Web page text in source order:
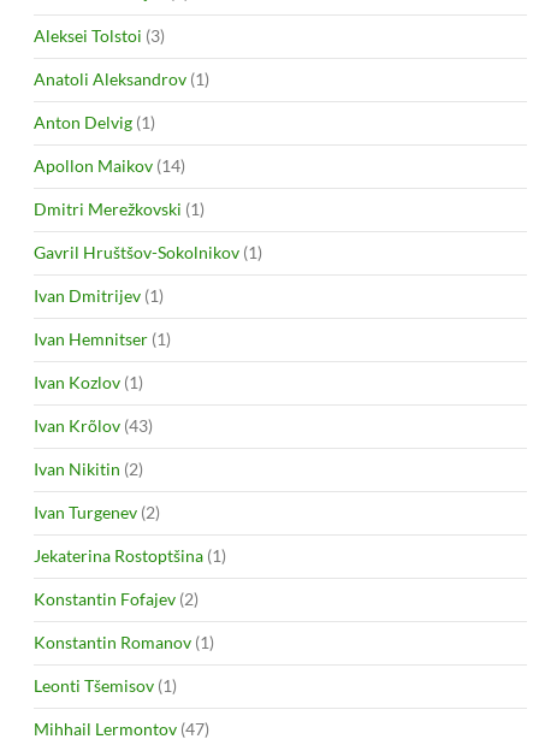
Aleksei Tolstoi (3)
Anatoli Aleksandrov (1)
Anton Delvig (1)
Apollon Maikov (14)
Dmitri Merežkovski (1)
Gavril Hruštšov-Sokolnikov (1)
Ivan Dmitrijev (1)
Ivan Hemnitser (1)
Ivan Kozlov (1)
Ivan Krõlov (43)
Ivan Nikitin (2)
Ivan Turgenev (2)
Jekaterina Rostoptšina (1)
Konstantin Fofajev (2)
Konstantin Romanov (1)
Leonti Tšemisov (1)
Mihhail Lermontov (47)